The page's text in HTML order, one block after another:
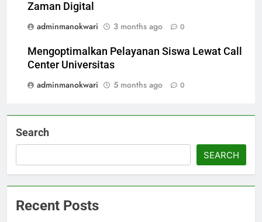
Zaman Digital
adminmanokwari
3 months ago 0
Mengoptimalkan Pelayanan Siswa Lewat Call
Center Universitas
adminmanokwari
5 months ago 0
Search
SEARCH
Recent Posts